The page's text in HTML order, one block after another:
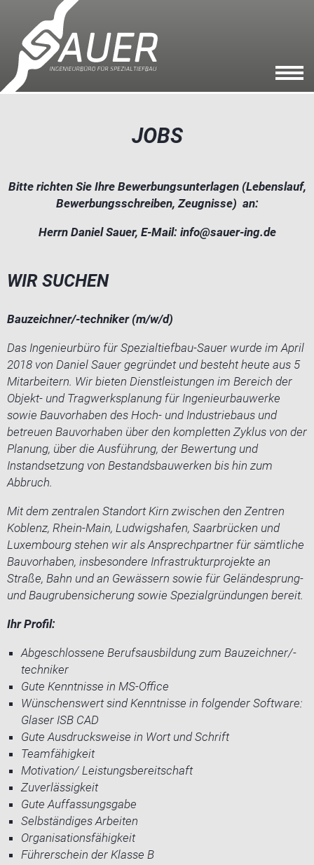
JOBS
Bitte richten Sie Ihre Bewerbungsunterlagen (Lebenslauf,
Bewerbungsschreiben, Zeugnisse) an:
Herrn Daniel Sauer, E-Mail: info@sauer-ing.de
WIR SUCHEN
Bauzeichner/-techniker (m/w/d)
Das Ingenieurbüro für Spezialtiefbau-Sauer wurde im April
2018 von Daniel Sauer gegründet und besteht heute aus 5
Mitarbeitern. Wir bieten Dienstleistungen im Bereich der
Objekt- und Tragwerksplanung für Ingenieurbauwerke
sowie Bauvorhaben des Hoch- und Industriebaus und
betreuen Bauvorhaben über den kompletten Zyklus von der
Planung, über die Ausführung, der Bewertung und
Instandsetzung von Bestandsbauwerken bis hin zum
Abbruch.
Mit dem zentralen Standort Kirn zwischen den Zentren
Koblenz, Rhein-Main, Ludwigshafen, Saarbrücken und
Luxembourg stehen wir als Ansprechpartner für sämtliche
Bauvorhaben, insbesondere Infrastrukturprojekte an
Straße, Bahn und an Gewässern sowie für Geländesprung-
und Baugrubensicherung sowie Spezialgründungen bereit.
Ihr Profil:
Abgeschlossene Berufsausbildung zum Bauzeichner/-
techniker
Gute Kenntnisse in MS-Office
Wünschenswert sind Kenntnisse in folgender Software:
Glaser ISB CAD
Gute Ausdrucksweise in Wort und Schrift
Teamfähigkeit
Motivation/ Leistungsbereitschaft
Zuverlässigkeit
Gute Auffassungsgabe
Selbständiges Arbeiten
Organisationsfähigkeit
Führerschein der Klasse B